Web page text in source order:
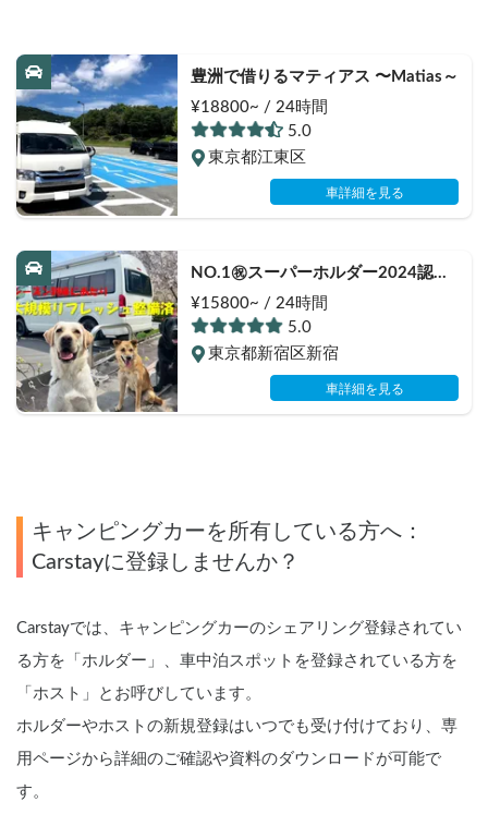
豊洲で借りるマティアス 〜Matias～
¥18800~ / 24時間
5.0
東京都江東区
車詳細を見る
NO.1㊗️スーパーホルダー2024認定
実績(5期連続受賞)👑 ネオチューン施
工で乗り心地大幅改良！！長距離ト
リップに最適✨👍長期のご利用実績
多数♨️🐕♨️わんちゃん🆗🙆✨FFヒー
ターで夜はぽかぽか☕️直前予約も可
バッテリー2機・外部電源〉 断熱車
体&アクリル二重＋網戸とシェード
付の断熱窓！花火大会＆野外音楽フ
も出来ます！　ハイエース　サーフ
ィン　憧れのキャンピングカー
で！　白馬　野沢温泉　蔵王　八方
尾根　妙高　スキー　スノボ
¥15800~ / 24時間
5.0
東京都新宿区新宿
車詳細を見る
キャンピングカーを所有している方へ：
Carstayに登録しませんか？
Carstayでは、キャンピングカーのシェアリング登録されてい
る方を「ホルダー」、車中泊スポットを登録されている方を
「ホスト」とお呼びしています。
ホルダーやホストの新規登録はいつでも受け付けており、専
用ページから詳細のご確認や資料のダウンロードが可能で
す。